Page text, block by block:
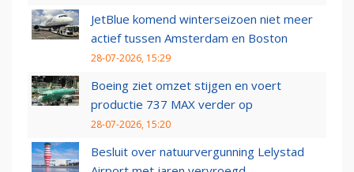
JetBlue komend winterseizoen niet meer
actief tussen Amsterdam en Boston
28-07-2026, 15:29
Boeing ziet omzet stijgen en voert
productie 737 MAX verder op
28-07-2026, 15:20
Besluit over natuurvergunning Lelystad